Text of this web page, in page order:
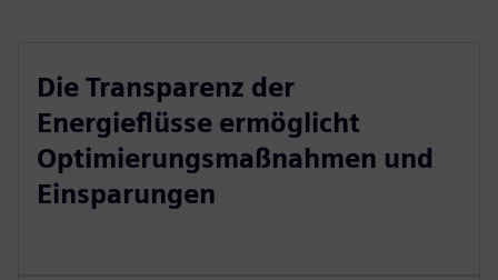
Die Transparenz der
Energieflüsse ermöglicht
Optimierungsmaßnahmen und
Einsparungen